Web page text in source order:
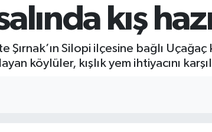
0.38
GRAM ALTIN
6664.02
0.05
BİST100
13.779 -14
kış
Şırnak’ın Silopi ilçesine bağlı
köylüler, kışlık yem ihtiyacını